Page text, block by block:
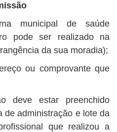
municipal de saúde
pode ser realizado na
da sua moradia);
ou comprovante que
deve estar preenchido
de administração e lote da
que realizou a